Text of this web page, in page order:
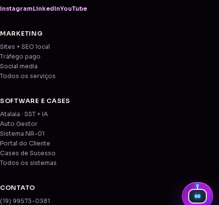
Instagram LinkedInYouTube
MARKETING
Sites + SEO local
Tráfego pago
Social media
Todos os serviços
SOFTWARE E CASES
Atalaia · SST + IA
Auto Gestor
Sistema NR-01
Portal do Cliente
Cases de Sucesso
Todos os sistemas
CONTATO
(19) 99573-0381